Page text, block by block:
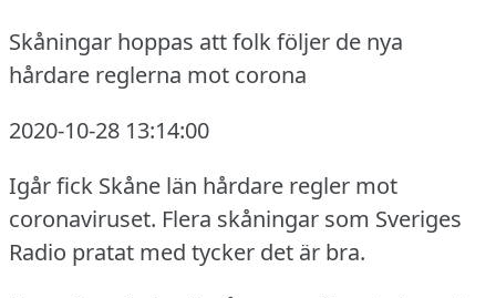
Skåningar hoppas att folk följer de nya
hårdare reglerna mot corona
2020-10-28 13:14:00
Igår fick Skåne län hårdare regler mot
coronaviruset. Flera skåningar som Sveriges
Radio pratat med tycker det är bra.